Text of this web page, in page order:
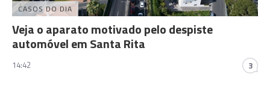
CASOS DO DIA
Veja o aparato motivado pelo despiste
automóvel em Santa Rita
14:42 3